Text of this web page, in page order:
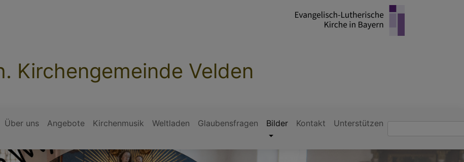
Kirchengemeinde Velden
Über uns Angebote Kirchenmusik Weltladen Glaubensfragen Bilder Kontakt UnterstützenSuche